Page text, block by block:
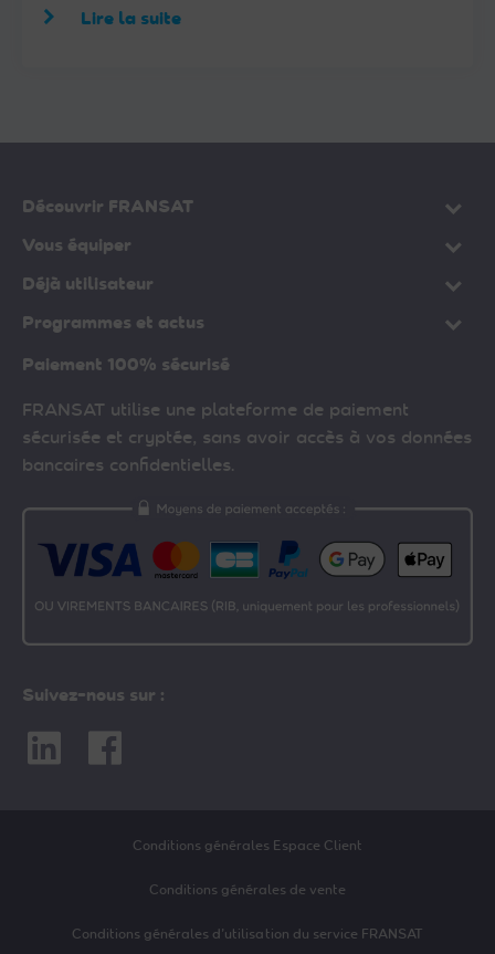
Lire la suite
Découvrir FRANSAT
Vous équiper
Déjà utilisateur
Programmes et actus
Paiement 100% sécurisé
FRANSAT utilise une plateforme de paiement
sécurisée et cryptée, sans avoir accès à vos données
bancaires confidentielles.
Suivez-nous sur :
LinkedinFacebook
Conditions générales Espace Client
Conditions générales de vente
Conditions générales d’utilisation du service FRANSAT